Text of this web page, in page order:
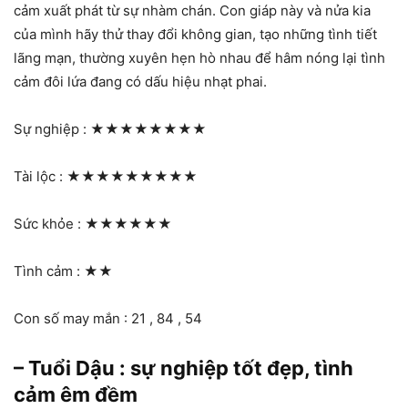
cảm xuất phát từ sự nhàm chán. Con giáp này và nửa kia
của mình hãy thử thay đổi không gian, tạo những tình tiết
lãng mạn, thường xuyên hẹn hò nhau để hâm nóng lại tình
cảm đôi lứa đang có dấu hiệu nhạt phai.
Sự nghiệp : ★★★★★★★★
Tài lộc : ★★★★★★★★★
Sức khỏe : ★★★★★★
Tình cảm : ★★
Con số may mắn : 21 , 84 , 54
– Tuổi Dậu : sự nghiệp tốt đẹp, tình
cảm êm đềm